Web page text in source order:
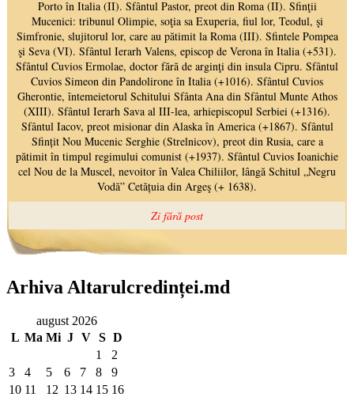
Arhiva Altarulcredinței.md
august 2026
L Ma Mi J V S D
1
2
3
4 5 6 7 8
9
10 11 12 13 14 15 16